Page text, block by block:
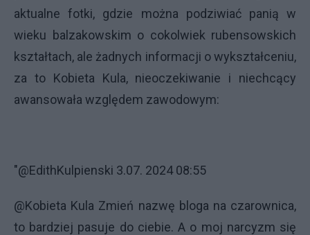
aktualne fotki, gdzie można podziwiać panią w
wieku balzakowskim o cokolwiek rubensowskich
kształtach, ale żadnych informacji o wykształceniu,
za to Kobieta Kula, nieoczekiwanie i niechcący
awansowała względem zawodowym:
"@EdithKulpienski 3.07. 2024 08:55
@Kobieta Kula Zmień nazwę bloga na czarownica,
to bardziej pasuje do ciebie. A o moj narcyzm się